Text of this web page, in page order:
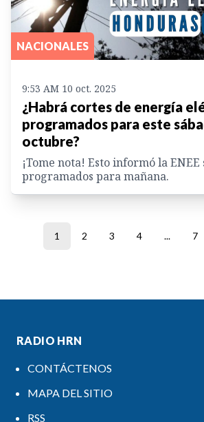
NACIONALES
9:53 AM 10 oct. 2025
¿Habrá cortes de energía
programados para este
octubre?
¡Tome nota! Esto informó la
programados para mañana.
1 2 3 4 ... 7
RADIO HRN
CONTÁCTENOS
MAPA DEL SITIO
RSS